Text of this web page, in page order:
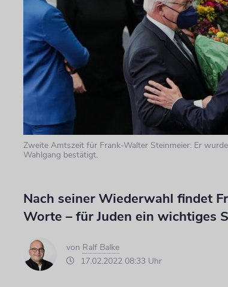
Zweite Amtszeit für Frank-Walter Steinmeier: Er
Wahlgang bestätigt.
Nach seiner Wiederwahl findet
Worte – für Juden ein wichtiges
von Ralf Balke
17.02.2022 08:33 Uhr